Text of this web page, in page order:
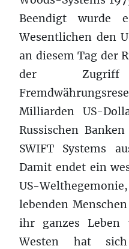
Beendigt wurde
Wesentlichen den
an diesem Tag der
der
Milliarden US-
Russischen
SWIFT Systems
Damit endet ein
US-
lebenden
ihr ganzes Leben
Westen hat